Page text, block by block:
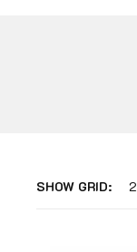
SHOW GRID: 2